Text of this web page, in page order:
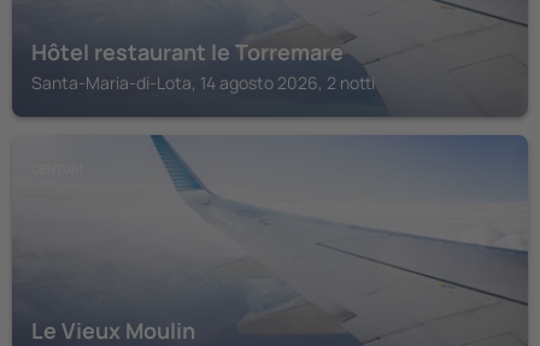
Hôtel restaurant le Torremare
Santa-Maria-di-Lota, 14 agosto 2026, 2 notti
Le Vieux Moulin